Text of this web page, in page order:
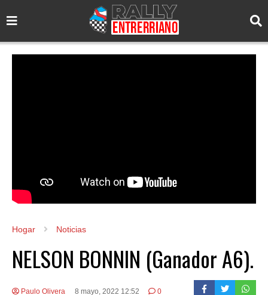
Hogar Noticias
NELSON BONNIN (Ganador A6).
Paulo Olivera 8 mayo, 2022 12:52 0